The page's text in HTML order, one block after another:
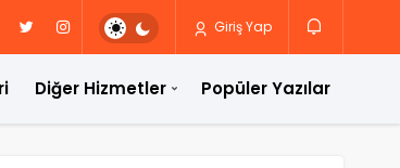
Giriş Yap
Diğer Hizmetler Popüler Yazılar